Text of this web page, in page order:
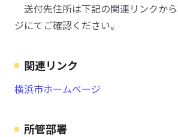
送付先住所は下記の関連リンクか
ジにてご確認ください。
関連リンク
横浜市ホームページ
所管部署